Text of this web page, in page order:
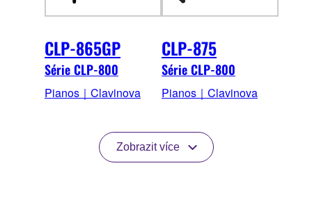
CLP-865GP
Série CLP-800
Pianos｜Clavinova
CLP-875
Série CLP-800
Pianos｜Clavinova
Zobrazit více